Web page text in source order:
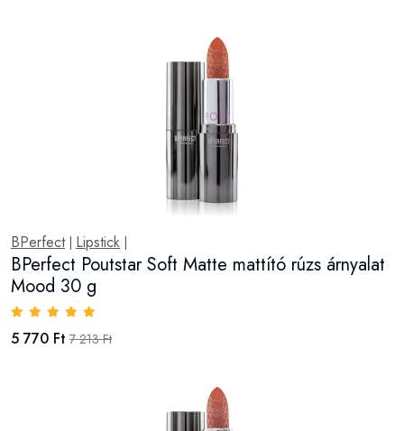
BPerfect| Lipstick
BPerfect Poutstar Soft Matte mattító rúzs árnyalat
Mood 30 g
5 770 Ft 7 213 Ft